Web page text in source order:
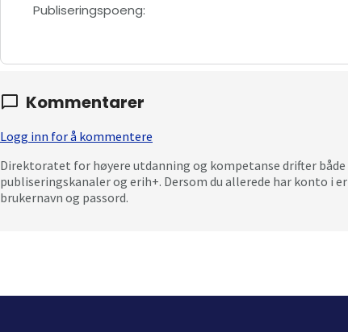
Publiseringspoeng:
Kommentarer
Logg inn for å kommentere
Direktoratet for høyere utdanning og kompetanse drifter
publiseringskanaler og erih+. Dersom du allerede har konto i
brukernavn og passord.